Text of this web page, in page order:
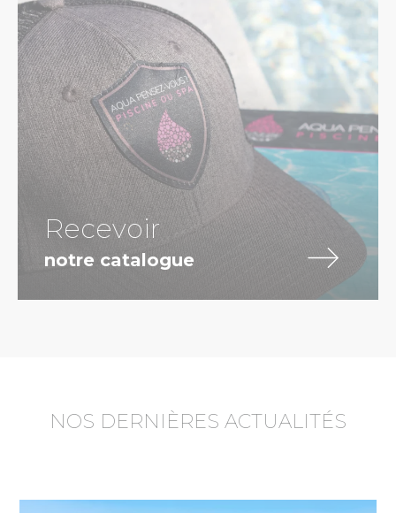
Recevoir
notre catalogue
NOS DERNIÈRES ACTUALITÉS